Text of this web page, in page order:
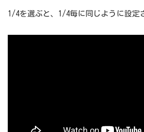
1/4を選ぶと、1/4毎に同じように設定